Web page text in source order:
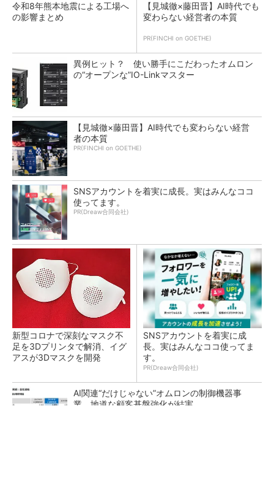
令和8年熊本地震による工場へ
の影響まとめ
【見城徹×藤田晋】AI時代でも
変わらない経営者の本質
PR(FINCHI on GOETHE)
異例ヒット？ 使い勝手にこだわったオムロン
の“オープンな”IO-Linkマスター
【見城徹×藤田晋】AI時代でも変わらない経営
者の本質
PR(FINCHI on GOETHE)
SNSアカウントを着実に成長。実はみんなココ
使ってます。
PR(Dreaw合同会社)
新型コロナで深刻なマスク不
足を3Dプリンタで解消、イグ
アスが3Dマスクを開発
SNSアカウントを着実に成
長。実はみんなココ使ってま
す。
PR(Dreaw合同会社)
AI関連“だけじゃない”オムロンの制御機器事
業、地道な顧客基盤強化が結実